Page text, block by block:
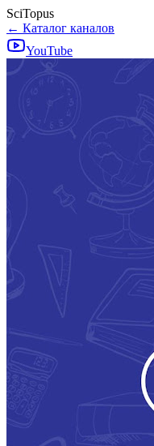
SciTopus
← Каталог каналов
YouTube